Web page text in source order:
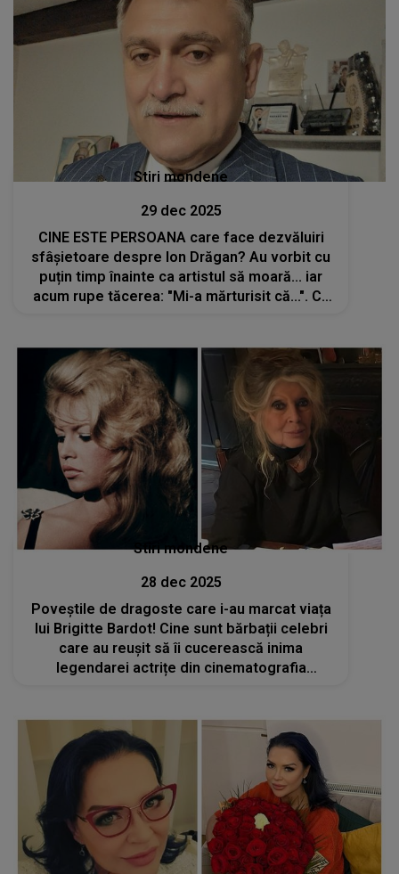
Stiri mondene
29 dec 2025
CINE ESTE PERSOANA care face dezvăluiri
sfâșietoare despre Ion Drăgan? Au vorbit cu
puțin timp înainte ca artistul să moară... iar
acum rupe tăcerea: "Mi-a mărturisit că...". Ca
Stiri mondene
28 dec 2025
Poveștile de dragoste care i-au marcat viața
lui Brigitte Bardot! Cine sunt bărbații celebri
care au reușit să îi cucerească inima
legendarei actrițe din cinematografia